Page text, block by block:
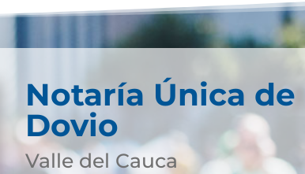
Notaría Única de
Dovio
Valle del Cauca